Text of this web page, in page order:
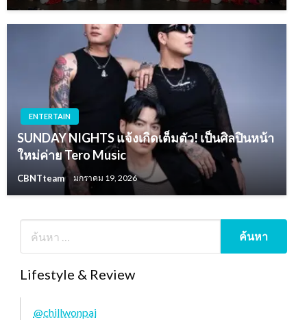
ENTERTAIN
SUNDAY NIGHTS แจ้งเกิดเต็มตัว! เป็นศิลปินหน้า
ใหม่ค่าย Tero Music
CBNTteam มกราคม 19, 2026
Lifestyle & Review
@chillwonpai